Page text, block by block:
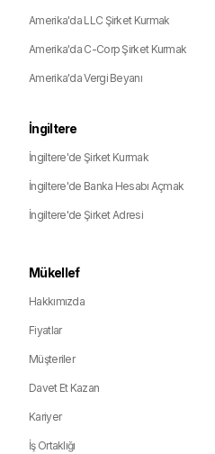
Amerika'da LLC Şirket Kurmak
Amerika'da C-Corp Şirket Kurmak
Amerika'da Vergi Beyanı
İngiltere
İngiltere'de Şirket Kurmak
İngiltere'de Banka Hesabı Açmak
İngiltere'de Şirket Adresi
Mükellef
Hakkımızda
Fiyatlar
Müşteriler
Davet Et Kazan
Kariyer
İş Ortaklığı